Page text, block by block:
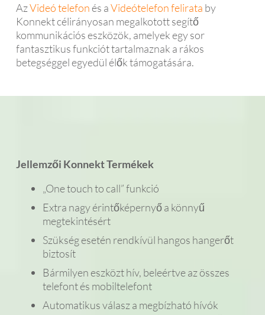
AzVideó telefonés aVideótelefon felirata by
Konnekt célirányosan megalkotott segítő
kommunikációs eszközök, amelyek egy sor
fantasztikus funkciót tartalmaznak a rákos
betegséggel egyedül élők támogatására.
Jellemzői Konnekt Termékek
„One touch to call” funkció
Extra nagy érintőképernyő a könnyű
megtekintésért
Szükség esetén rendkívül hangos hangerőt
biztosít
Bármilyen eszközt hív, beleértve az összes
telefont és mobiltelefont
Automatikus válasz a megbízható hívók